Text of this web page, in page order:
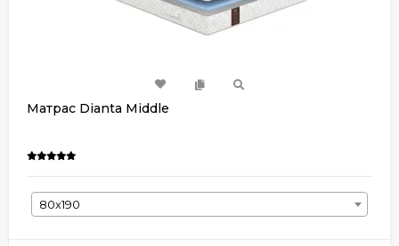
Матрас Dianta Middle
80х190